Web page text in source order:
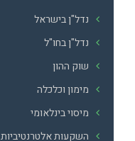
נדל"ן בישראל
נדל"ן בחו"ל
שוק ההון
מימון וכלכלה
מיסוי בינלאומי
השקעות אלטרנטיביות